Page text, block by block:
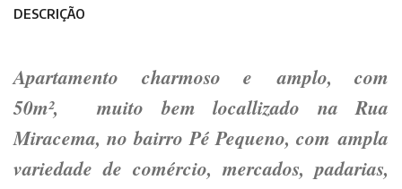
DESCRIÇÃO
Apartamento charmoso e amplo, com
50m², muito bem locallizado na Rua
Miracema, no bairro Pé Pequeno, com ampla
variedade de comércio, mercados, padarias,